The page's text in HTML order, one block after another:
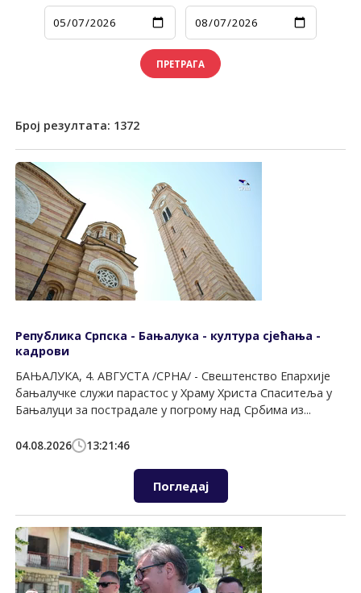
ПРЕТРАГА
Број резултата: 1372
Република Српска - Бањалука - култура сјећања -
кадрови
БАЊАЛУКА, 4. АВГУСТА /СРНА/ - Свештенство Епархије
бањалучке служи парастос у Храму Христа Спаситеља у
Бањалуци за пострадале у погрому над Србима из...
04.08.2026 13:21:46
Погледај